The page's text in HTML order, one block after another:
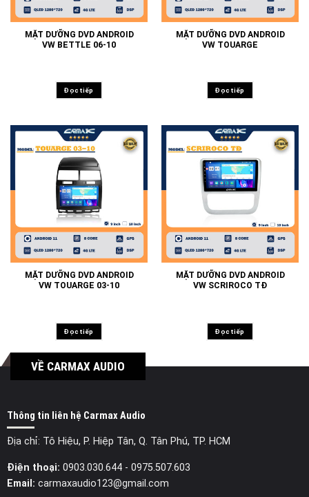
MẶT DƯỠNG DVD ANDROID
VW BETTLE 06-10
Đọc tiếp
MẶT DƯỠNG DVD ANDROID
VW TOUARGE
Đọc tiếp
MẶT DƯỠNG DVD ANDROID
VW TOUARGE 03-10
Đọc tiếp
MẶT DƯỠNG DVD ANDROID
VW SCRIROCO TĐ
Đọc tiếp
VỀ CARMAX AUDIO
Thông tin liên hệ Carmax Audio
Địa chỉ: Tô Hiệu, P. Hiệp Tân, Q. Tân Phú, TP. HCM
Điện thoại: 0903.030.644- 0975.507.603
Email: carmaxaudio123@gmail.com